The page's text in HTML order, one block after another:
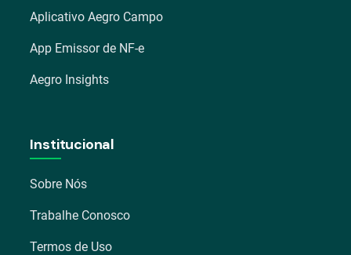
Aplicativo Aegro Campo
App Emissor de NF-e
Aegro Insights
Institucional
Sobre Nós
Trabalhe Conosco
Termos de Uso